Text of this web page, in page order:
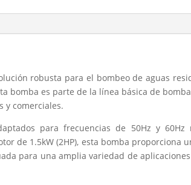
robusta para el bombeo de aguas
bomba es parte de la línea básica de
y comerciales.
para frecuencias de 50Hz y 60Hz
de 1.5kW (2HP), esta bomba proporciona
para una amplia variedad de